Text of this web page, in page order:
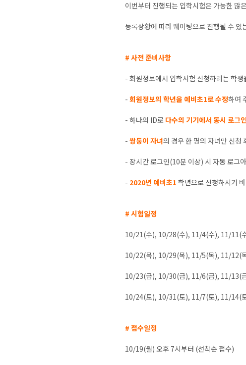
이번부터 진행되는 입학시험은 가능한 많
등록상황에 따라 웨이팅으로 진행될 수 있
# 사전 준비사항
- 회원정보에서 입학시험 신청하려는 학
- 회원정보의 학년을 예비초1로 수정하여
- 하나의 ID로 다수의 기기에서 동시 로그
- 쌍둥이 자녀의 경우 한 명의 자녀만 신청
- 장시간 로그인(10분 이상) 시 자동 로그
- 2020년 예비초1 학년으로 신청하시기
# 시험일정
10/21(수), 10/28(수), 11/4(수), 11/11(
10/22(목), 10/29(목), 11/5(목), 11/12(
10/23(금), 10/30(금), 11/6(금), 11/13(
10/24(토), 10/31(토), 11/7(토), 11/14(
# 접수일정
10/19(월) 오후 7시부터 (선착순 접수)